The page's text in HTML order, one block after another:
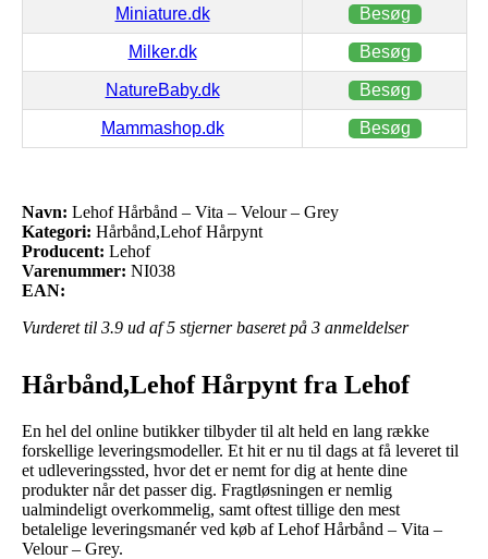
Miniature.dk Besøg
Milker.dk Besøg
NatureBaby.dk Besøg
Mammashop.dk Besøg
Navn: Lehof Hårbånd – Vita – Velour – Grey
Kategori: Hårbånd,Lehof Hårpynt
Producent: Lehof
Varenummer: NI038
EAN:
Vurderet til 3.9 ud af 5 stjerner baseret på 3 anmeldelser
Hårbånd,Lehof Hårpynt fra Lehof
En hel del online butikker tilbyder til alt held en lang række
forskellige leveringsmodeller. Et hit er nu til dags at få leveret til
et udleveringssted, hvor det er nemt for dig at hente dine
produkter når det passer dig. Fragtløsningen er nemlig
ualmindeligt overkommelig, samt oftest tillige den mest
betalelige leveringsmanér ved køb af Lehof Hårbånd – Vita –
Velour – Grey.